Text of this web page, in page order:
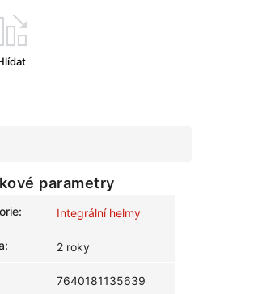
parametry
: Integrální helmy
: 2 roky
7640181135639